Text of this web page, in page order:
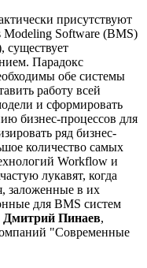
присутствуют
Modeling Software (BMS)
существует
Парадокс
обе системы
работу всей
и сформировать
бизнес-процессов для
ряд бизнес-
количество самых
Workflow и
лукавят, когда
заложенные в их
для BMS систем
Дмитрий Пинаев,
"Современные